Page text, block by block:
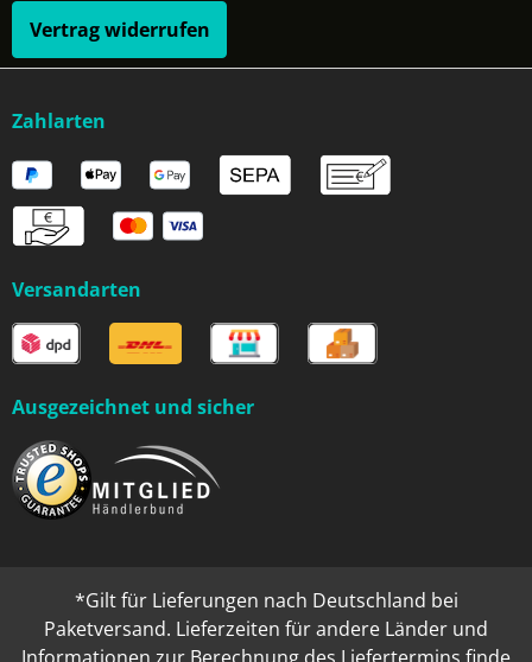
Vertrag widerrufen
Zahlarten
Versandarten
Ausgezeichnet und sicher
*Gilt für Lieferungen nach Deutschland bei
Paketversand. Lieferzeiten für andere Länder und